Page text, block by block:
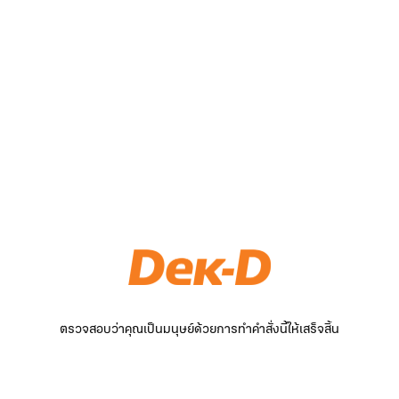
ตรวจสอบว่าคุณเป็นมนุษย์ด้วยการทำคำสั่งนี้ให้เสร็จสิ้น